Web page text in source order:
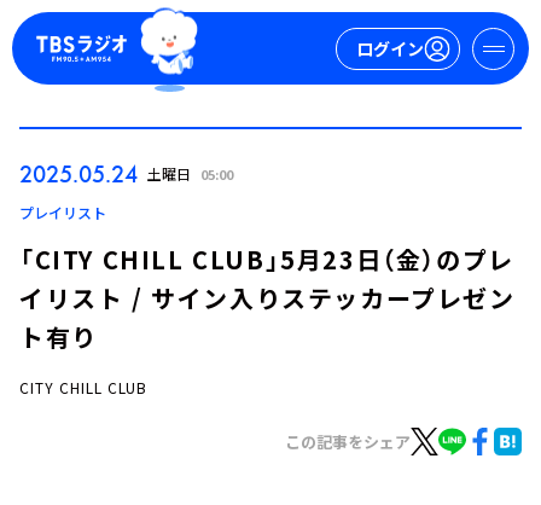
ログイン
2025.05.24 土曜日 05:00
プレイリスト
「CITY CHILL CLUB」5月23日（金）のプレ
イリスト / サイン入りステッカープレゼン
ト有り
CITY CHILL CLUB
この記事をシェア